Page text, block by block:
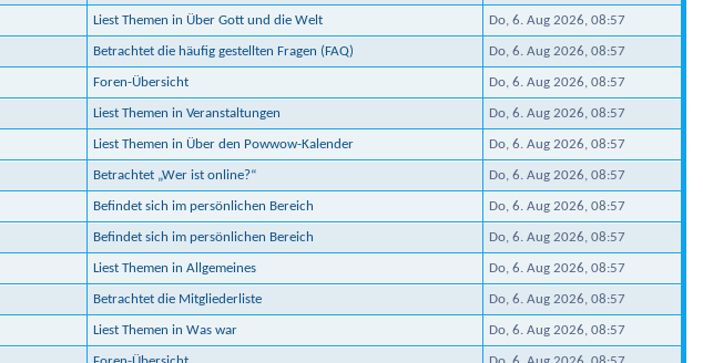
Liest Themen in Über Gott und die Welt Do, 6. Aug 2026, 08:57
Betrachtet die häufig gestellten Fragen (FAQ) Do, 6. Aug 2026, 08:57
Foren-Übersicht Do, 6. Aug 2026, 08:57
Liest Themen in Veranstaltungen Do, 6. Aug 2026, 08:57
Liest Themen in Über den Powwow-Kalender Do, 6. Aug 2026, 08:57
Betrachtet „Wer ist online?“ Do, 6. Aug 2026, 08:57
Befindet sich im persönlichen Bereich Do, 6. Aug 2026, 08:57
Befindet sich im persönlichen Bereich Do, 6. Aug 2026, 08:57
Liest Themen in Allgemeines Do, 6. Aug 2026, 08:57
Betrachtet die Mitgliederliste Do, 6. Aug 2026, 08:57
Liest Themen in Was war Do, 6. Aug 2026, 08:57